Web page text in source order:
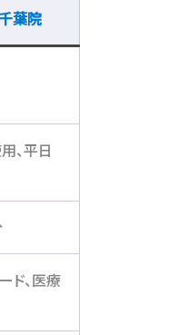
葉院
、平日
ド、医療